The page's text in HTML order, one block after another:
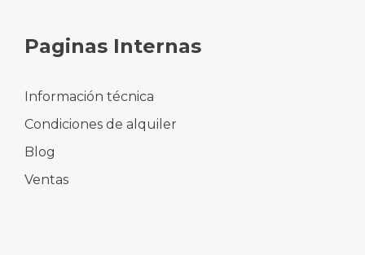
Paginas Internas
Información técnica
Condiciones de alquiler
Blog
Ventas